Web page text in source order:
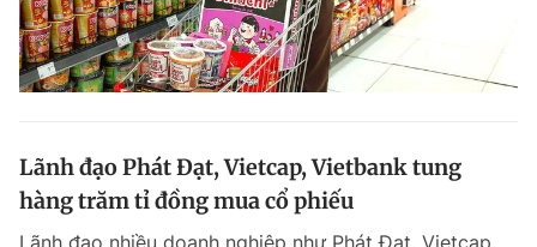
Hotline
0906 645 777
Liên hệ quảng cáo
0908 780 404
Đặt báo Quảng cáo RSS Tòa soạn Chính sách bảo
Phó tổng biên tập thường trực: Hải Thành
Phó tổng biên tập: Lâm Hiếu Dũng
Phó tổng biên tập: Trần Việt Hưng
Lãnh đạo Phát Đạt, Vietcap, Vietbank tung
hàng trăm tỉ đồng mua cổ phiếu
Lãnh đạo nhiều doanh nghiệp như Phát Đạt, Vietcap,